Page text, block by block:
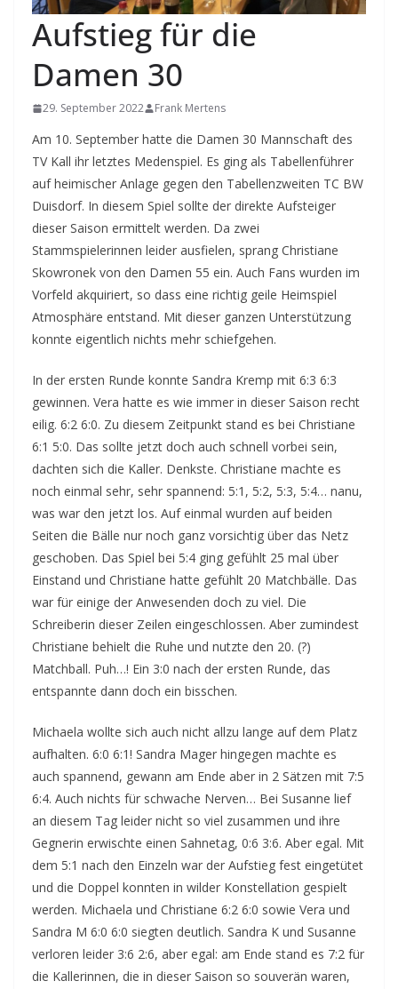
Aufstieg für die
Damen 30
29. September 2022 Frank Mertens
Am 10. September hatte die Damen 30 Mannschaft des
TV Kall ihr letztes Medenspiel. Es ging als Tabellenführer
auf heimischer Anlage gegen den Tabellenzweiten TC BW
Duisdorf. In diesem Spiel sollte der direkte Aufsteiger
dieser Saison ermittelt werden. Da zwei
Stammspielerinnen leider ausfielen, sprang Christiane
Skowronek von den Damen 55 ein. Auch Fans wurden im
Vorfeld akquiriert, so dass eine richtig geile Heimspiel
Atmosphäre entstand. Mit dieser ganzen Unterstützung
konnte eigentlich nichts mehr schiefgehen.
In der ersten Runde konnte Sandra Kremp mit 6:3 6:3
gewinnen. Vera hatte es wie immer in dieser Saison recht
eilig. 6:2 6:0. Zu diesem Zeitpunkt stand es bei Christiane
6:1 5:0. Das sollte jetzt doch auch schnell vorbei sein,
dachten sich die Kaller. Denkste. Christiane machte es
noch einmal sehr, sehr spannend: 5:1, 5:2, 5:3, 5:4… nanu,
was war den jetzt los. Auf einmal wurden auf beiden
Seiten die Bälle nur noch ganz vorsichtig über das Netz
geschoben. Das Spiel bei 5:4 ging gefühlt 25 mal über
Einstand und Christiane hatte gefühlt 20 Matchbälle. Das
war für einige der Anwesenden doch zu viel. Die
Schreiberin dieser Zeilen eingeschlossen. Aber zumindest
Christiane behielt die Ruhe und nutzte den 20. (?)
Matchball. Puh…! Ein 3:0 nach der ersten Runde, das
entspannte dann doch ein bisschen.
Michaela wollte sich auch nicht allzu lange auf dem Platz
aufhalten. 6:0 6:1! Sandra Mager hingegen machte es
auch spannend, gewann am Ende aber in 2 Sätzen mit 7:5
6:4. Auch nichts für schwache Nerven… Bei Susanne lief
an diesem Tag leider nicht so viel zusammen und ihre
Gegnerin erwischte einen Sahnetag, 0:6 3:6. Aber egal. Mit
dem 5:1 nach den Einzeln war der Aufstieg fest eingetütet
und die Doppel konnten in wilder Konstellation gespielt
werden. Michaela und Christiane 6:2 6:0 sowie Vera und
Sandra M 6:0 6:0 siegten deutlich. Sandra K und Susanne
verloren leider 3:6 2:6, aber egal: am Ende stand es 7:2 für
die Kallerinnen, die in dieser Saison so souverän waren,